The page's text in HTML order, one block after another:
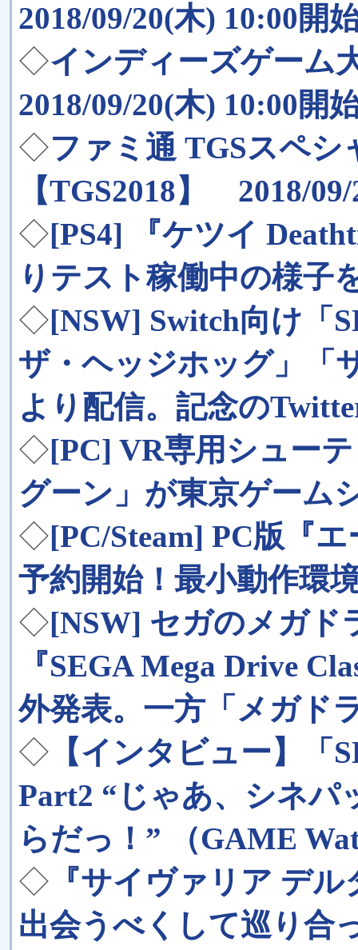
2018/09/20(木) 10:00開
◇インディーズゲーム
2018/09/20(木) 10:00開
◇ファミ通 TGSスペシ
【TGS2018】 2018/
◇[PS4] 『ケツイ
りテスト稼働中の様子
◇[NSW] Switch向け「
ザ・ヘッジホッグ」「
より配信。記念の
◇[PC] VR専用シュー
グーン」が東京ゲーム
◇[PC/Steam] PC版『
予約開始！最小動作環
◇[NSW] セガのメガド
『SEGA Mega Drive
外発表。一方「メガド
◇ 【インタビュー】「
Part2 “じゃあ、シネパ
らだっ！” （GAME
◇ 『サイヴァリア デ
出会うべくして巡り合